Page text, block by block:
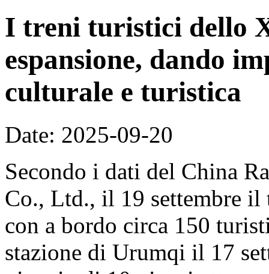
I treni turistici dello
espansione, dando
culturale e turistica
Date: 2025-09-20
Secondo i dati del China
Co., Ltd., il 19 settembre
con a bordo circa 150
stazione di Urumqi il 17